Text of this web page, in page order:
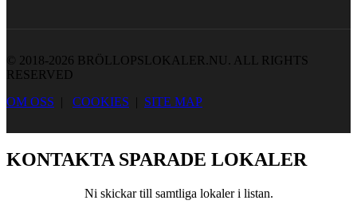
© 2018-2026 BRÖLLOPSLOKALER.NU. ALL RIGHTS
RESERVED
OM OSS | COOKIES | SITE MAP
KONTAKTA SPARADE LOKALER
Ni skickar till samtliga lokaler i listan.